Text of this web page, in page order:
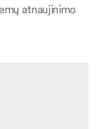
atnaujinimo